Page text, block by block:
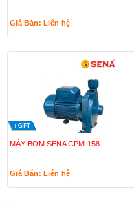
Giá Bán: Liên hệ
MÁY BƠM SENA CPM-158
Giá Bán: Liên hệ